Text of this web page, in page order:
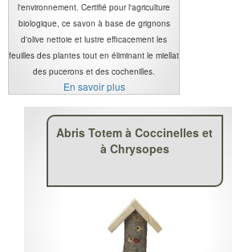
l'environnement. Certifié pour l'agriculture
biologique, ce savon à base de grignons
d'olive nettoie et lustre efficacement les
feuilles des plantes tout en éliminant le miellat
des pucerons et des cochenilles.
En savoir plus
Abris Totem à Coccinelles et
à Chrysopes